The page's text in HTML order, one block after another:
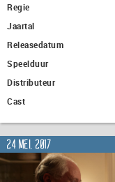
Regie
Jaartal
Releasedatum
Speelduur
Distributeur
Cast
24 mei, 2017